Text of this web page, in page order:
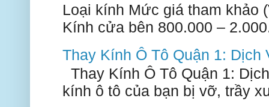
Loại kính Mức giá tham khảo
Kính cửa bên 800.000 –
Thay Kính Ô Tô Quận 1:
Thay Kính Ô Tô Quận 1:
kính ô tô của bạn bị vỡ, trầy